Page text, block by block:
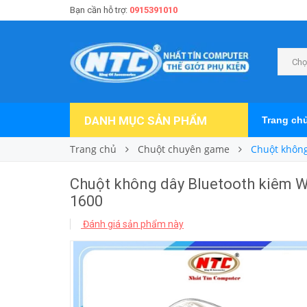
Bạn cần hỗ trợ: 0915391010
DANH MỤC SẢN PHẨM Trang
Trang chủ Chuột chuyên game Chuột
Chuột không dây Bluetooth kiêm
1600
Đánh giá sản phẩm này